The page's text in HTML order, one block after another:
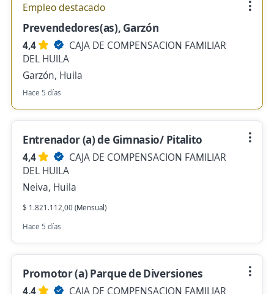
Empleo destacado
Prevendedores(as), Garzón
4,4
CAJA DE COMPENSACION FAMILIAR
DEL HUILA
Garzón, Huila
Hace 5 días
Entrenador (a) de Gimnasio/ Pitalito
4,4
CAJA DE COMPENSACION FAMILIAR
DEL HUILA
Neiva, Huila
$ 1.821.112,00 (Mensual)
Hace 5 días
Promotor (a) Parque de Diversiones
4,4 CAJA DE COMPENSACION FAMILIAR